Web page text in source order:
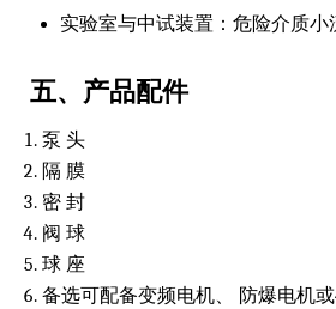
实验室与中试装置：危险介质小
五、产品配件
泵 头
隔 膜
密 封
阀 球
球 座
备选可配备变频电机、 防爆电机